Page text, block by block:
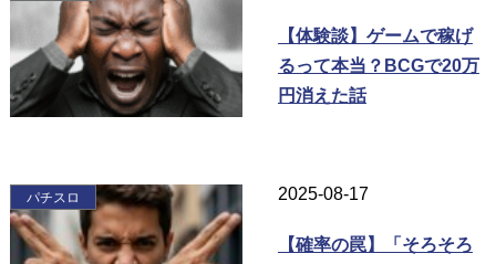
【体験談】ゲームで稼げ
るって本当？BCGで20万
円消えた話
パチスロ
【確率の罠】「そろそろ
2025-08-17